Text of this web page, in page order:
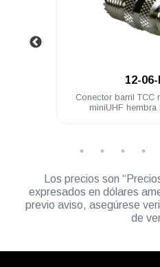
12-06-
Conector barril TCC
miniUHF
Los precios son
expresados en dólares
previo aviso, asegúrese
de